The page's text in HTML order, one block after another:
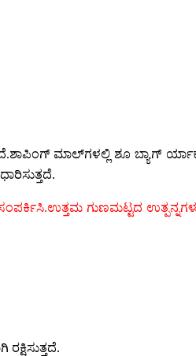
ಮಾಲ್‌ಗಳಲ್ಲಿ ಶೂ ಬ್ಯಾಗ್
ಗುಣಮಟ್ಟದ